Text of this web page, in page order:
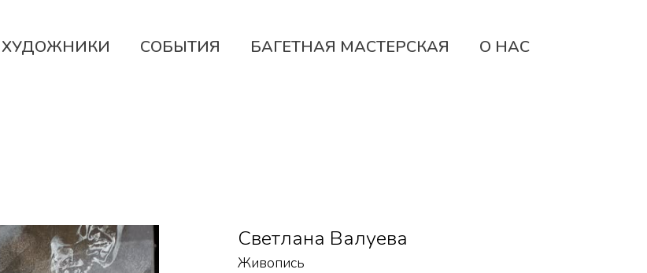
ХУДОЖНИКИ СОБЫТИЯ БАГЕТНАЯ МАСТЕРСКАЯ
О НАС
Светлана Валуева
Живопись